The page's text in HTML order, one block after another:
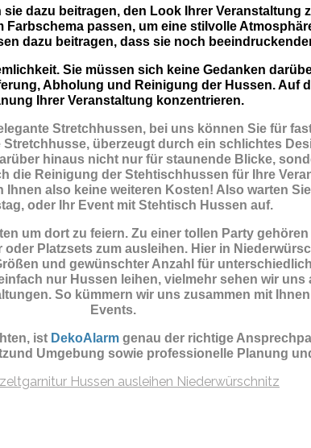
dazu beitragen, den Look Ihrer Veranstaltung
passen, um eine stilvolle
dazu beitragen, dass sie noch
Sie müssen sich keine Gedanken
Abholung und Reinigung der Hussen. Auf
Ihrer Veranstaltung konzentrieren.
Stretchhussen, bei uns können Sie für
überzeugt durch ein schlichtes
hinaus nicht nur für staunende Blicke,
die Reinigung der Stehtischhussen für Ihre
also keine weiteren Kosten! Also warten
oder Ihr Event mit Stehtisch Hussen auf.
um dort zu feiern. Zu einer tollen Party
Platzsets zum ausleihen. Hier in
und gewünschter Anzahl für
nur Hussen leihen, vielmehr sehen wir
So kümmern wir uns zusammen mit
Events.
ist DekoAlarm genau der richtige
Umgebung sowie professionelle Planung